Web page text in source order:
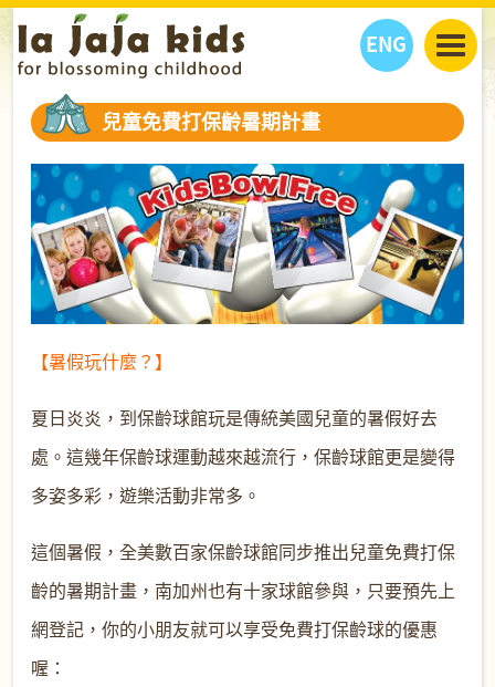
ENG
丫丫部落格
教學活動
人物專題
親子日曆
丫丫活動
親子好去處
丫丫之選
健康生活館
學習成長路
關於我們
我們的故事
聯絡
購物
兒童免費打保齡暑期計畫
【暑假玩什麼？】
夏日炎炎，到保齡球館玩是傳統美國兒童的暑假好去
處。這幾年保齡球運動越來越流行，保齡球館更是變得
多姿多彩，遊樂活動非常多。
這個暑假，全美數百家保齡球館同步推出兒童免費打保
齡的暑期計畫，南加州也有十家球館參與，只要預先上
網登記，你的小朋友就可以享受免費打保齡球的優惠
喔：